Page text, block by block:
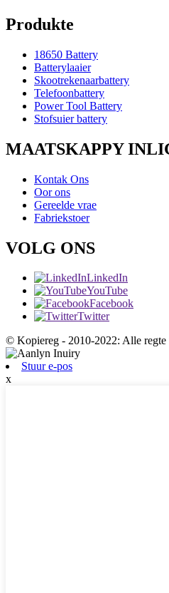
Produkte
18650 Battery
Batterylaaier
Skootrekenaarbattery
Telefoonbattery
Power Tool Battery
Stofsuier battery
MAATSKAPPY
Kontak Ons
Oor ons
Gereelde vrae
Fabriekstoer
VOLG ONS
LinkedIn
YouTube
Facebook
Twitter
© Kopiereg - 2010-2022: Alle regte
Stuur e-pos
x